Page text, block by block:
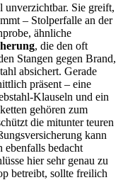
Sie greift,
– Stolperfalle an der
ähnliche
, die den oft
Stangen gegen Brand,
absichert. Gerade
präsent – eine
Klauseln und ein
gehören zum
die mitunter teuren
kann
ebenfalls bedacht
hier sehr genau zu
betreibt, sollte freilich